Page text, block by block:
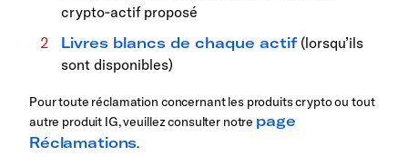
crypto‑actif proposé
Livres blancs de chaque actif (lorsqu’ils
sont disponibles)
Pour toute réclamation concernant les produits crypto ou tout
autre produit IG, veuillez consulter notre page
Réclamations.